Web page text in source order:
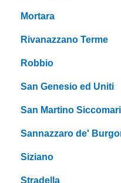
Mortara
Rivanazzano Terme
Robbio
San Genesio ed Uniti
San Martino
Sannazzaro de'
Siziano
Stradella